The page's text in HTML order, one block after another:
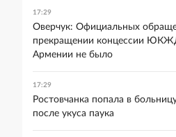
17:29
Оверчук: Официальных
прекращении концессии
Армении не было
17:29
Ростовчанка попала в
после укуса паука